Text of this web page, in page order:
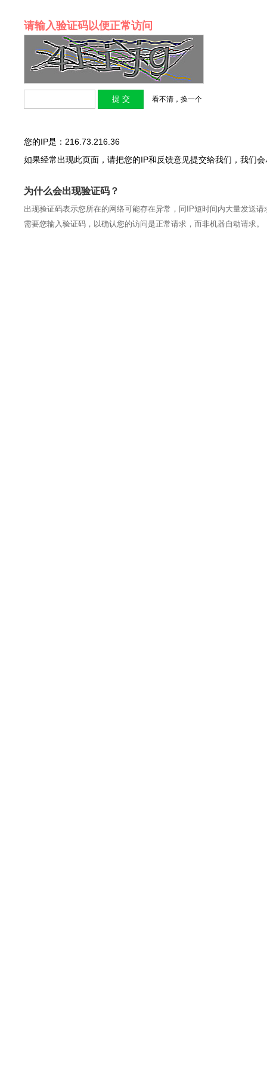
请输入验证码以便正常访问
看不清，换一个
您的IP是：216.73.216.36
如果经常出现此页面，请把您的IP和反馈意见提交给我们，我们
为什么会出现验证码？
出现验证码表示您所在的网络可能存在异常，同IP短时间内大量发送
需要您输入验证码，以确认您的访问是正常请求，而非机器自动请求。